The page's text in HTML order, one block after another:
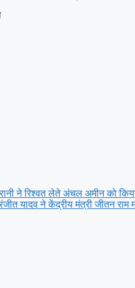
ने रिश्वत लेते अंचल अमीन को
यादव ने केंद्रीय मंत्री जीतन राम